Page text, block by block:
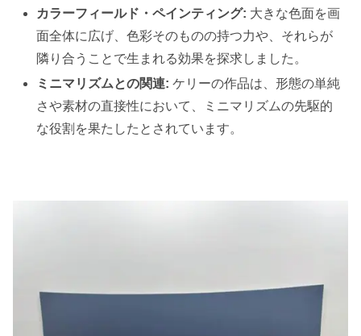
カラーフィールド・ペインティング: 大きな色面を画
面全体に広げ、色彩そのものの持つ力や、それらが
隣り合うことで生まれる効果を探求しました。
ミニマリズムとの関連: ケリーの作品は、形態の単純
さや素材の直接性において、ミニマリズムの先駆的
な役割を果たしたとされています。